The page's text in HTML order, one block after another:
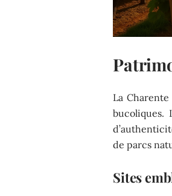
La
bucoliques.
de parcs
Sites